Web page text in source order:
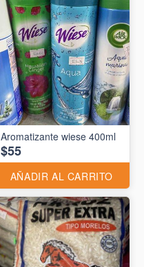
Aromatizante wiese 400ml
$55
AÑADIR AL CARRITO